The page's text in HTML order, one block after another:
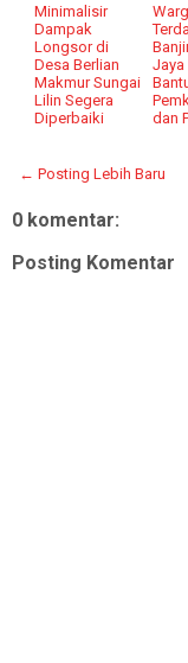
Minimalisir
Dampak
Longsor di
Desa Berlian
Makmur Sungai
Lilin Segera
Diperbaiki
Jaya
dan
← Posting Lebih Baru
0 komentar:
Posting Komentar